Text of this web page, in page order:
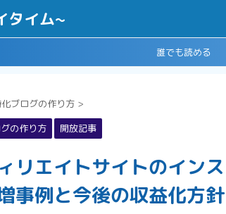
タイム~
誰でも読める
ブログの作り方 >
の作り方
開放記事
リエイトサイトのイン
事例と今後の収益化方針